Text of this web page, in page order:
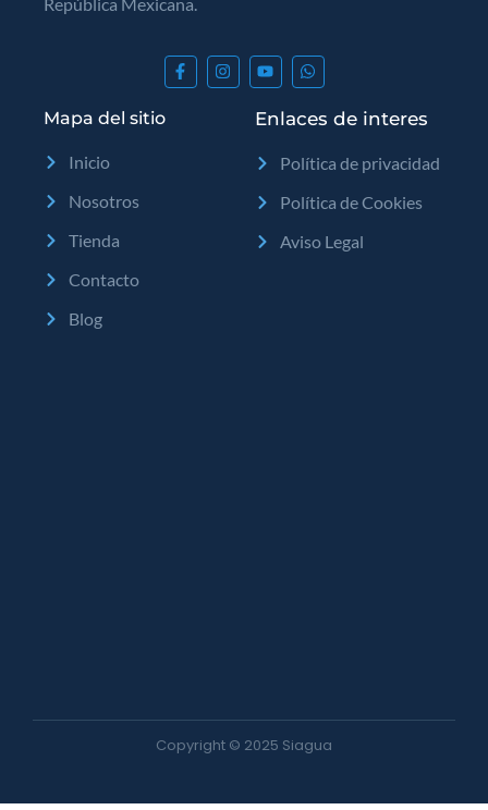
República Mexicana.
Mapa del sitio
Inicio
Nosotros
Tienda
Contacto
Blog
Enlaces de interes
Política de privacidad
Política de Cookies
Aviso Legal
Copyright © 2025 Siagua